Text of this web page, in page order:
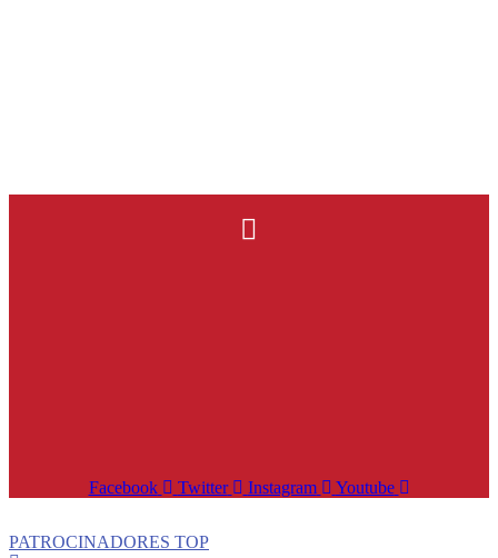
Facebook Twitter Instagram Youtube
PATROCINADORES TOP